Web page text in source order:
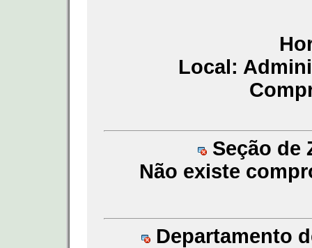
Local:
Seção de
Não existe
Departamento